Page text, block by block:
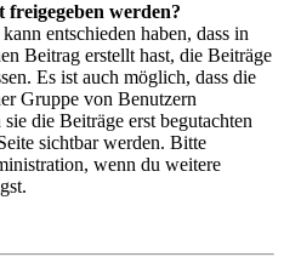
werden?
entschieden haben, dass in
Beitrag erstellt hast, die Beiträge
Es ist auch möglich, dass die
Gruppe von Benutzern
die Beiträge erst begutachten
sichtbar werden. Bitte
wenn du weitere